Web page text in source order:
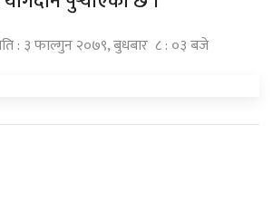
: ३ फाल्गुन २०७९, बुधबार ८ : ०३ बजे